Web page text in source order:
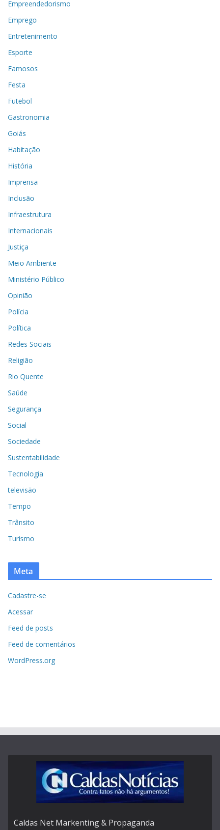
Empreendedorismo
Emprego
Entretenimento
Esporte
Famosos
Festa
Futebol
Gastronomia
Goiás
Habitação
História
Imprensa
Inclusão
Infraestrutura
Internacionais
Justiça
Meio Ambiente
Ministério Público
Opinião
Polícia
Política
Redes Sociais
Religião
Rio Quente
Saúde
Segurança
Social
Sociedade
Sustentabilidade
Tecnologia
televisão
Tempo
Trânsito
Turismo
Meta
Cadastre-se
Acessar
Feed de posts
Feed de comentários
WordPress.org
Caldas Net Markenting & Propaganda